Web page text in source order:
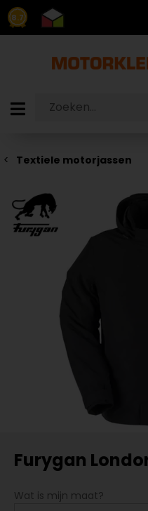
8.7
Textiele motorjassen
Furygan
Wat is mijn maat?